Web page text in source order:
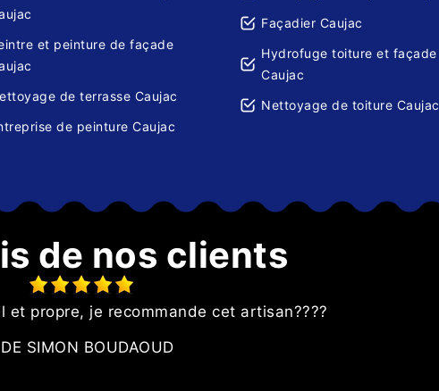
et peinture de façade
de terrasse Caujac
de peinture Caujac
Façadier Caujac
Hydrofuge toiture et façade
Caujac
Nettoyage de toiture Caujac
de nos clients
et propre, je recommande cet artisan????
DE SIMON BOUDAOUD